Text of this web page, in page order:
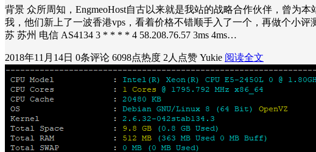
背景 众所周知，EngmeoHost自古以来就是我站的战略合作伙伴，曾为
我，他们新上了一波香港vps，看着价格不错顺手入了一个，再做个小评
苏 苏州 电信 AS4134 3 * * * * 4 58.208.76.57 3ms 4ms…
2018年11月14日 0条评论 6098点热度 2人点赞 Yukie 阅读全文